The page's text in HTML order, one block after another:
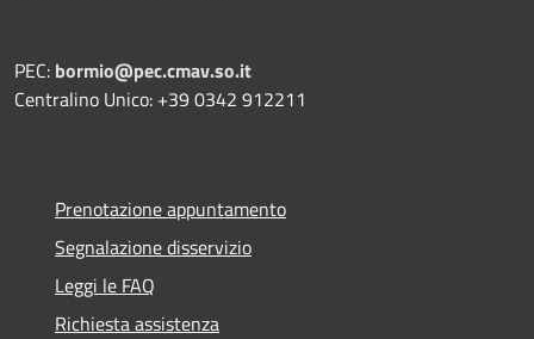
PEC: bormio@pec.cmav.so.it
Centralino Unico: +39 0342 912211
Prenotazione appuntamento
Segnalazione disservizio
Leggi le FAQ
Richiesta assistenza